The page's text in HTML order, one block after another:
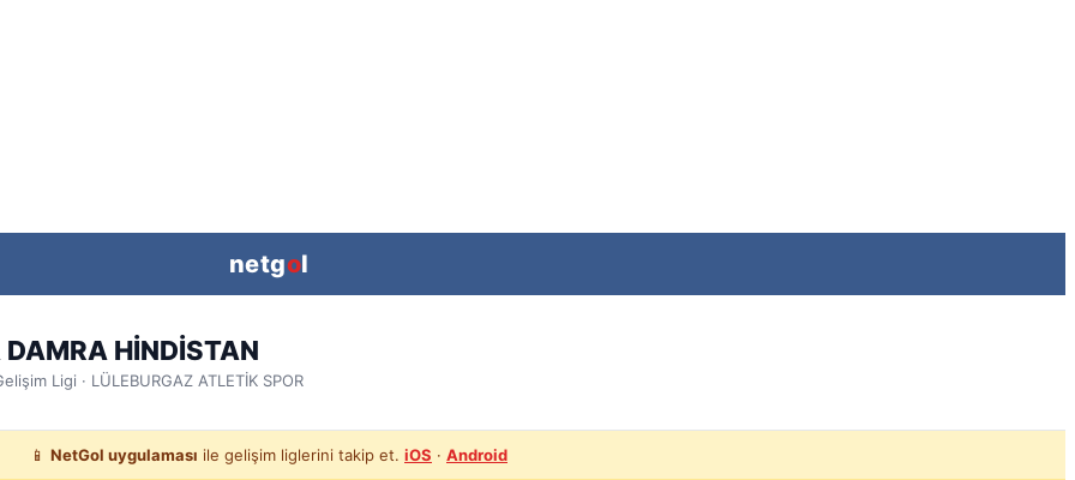
netgol
DAMRA HİNDİSTAN
Ligi · LÜLEBURGAZ ATLETİK SPOR
📱 NetGol uygulaması ile gelişim liglerini takip et. iOS · Android